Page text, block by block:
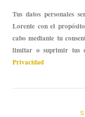
Tus datos personales
Lorente con el
cabo mediante tu
limitar o suprimir tus
Privacidad